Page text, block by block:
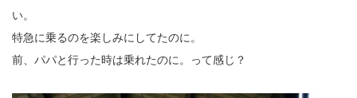
い。
特急に乗るのを楽しみにしてたのに。
前、パパと行った時は乗れたのに。って感じ？